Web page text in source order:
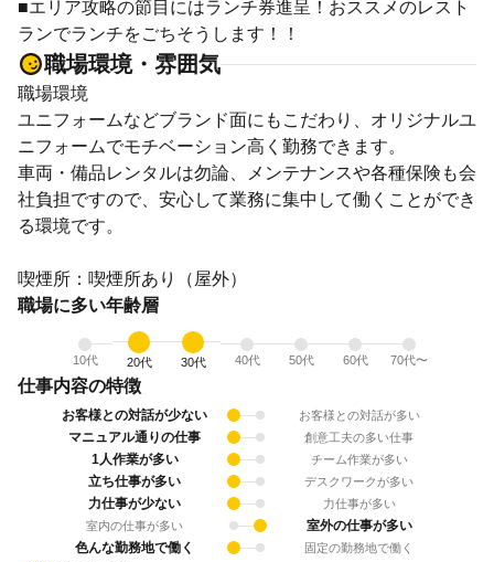
■エリア攻略の節目にはランチ券進呈！おススメのレスト
ランでランチをごちそうします！！
職場環境・雰囲気
職場環境
ユニフォームなどブランド面にもこだわり、オリジナルユ
ニフォームでモチベーション高く勤務できます。
車両・備品レンタルは勿論、メンテナンスや各種保険も会
社負担ですので、安心して業務に集中して働くことができ
る環境です。
喫煙所：喫煙所あり（屋外）
職場に多い年齢層
10代 20代 30代 40代 50代 60代 70代〜
仕事内容の特徴
お客様との対話が少ない お客様との対話が多い
マニュアル通りの仕事 創意工夫の多い仕事
1人作業が多い チーム作業が多い
立ち仕事が多い デスクワークが多い
力仕事が少ない
力仕事が多い
室内の仕事が多い
室外の仕事が多い
色んな勤務地で働く
固定の勤務地で働く